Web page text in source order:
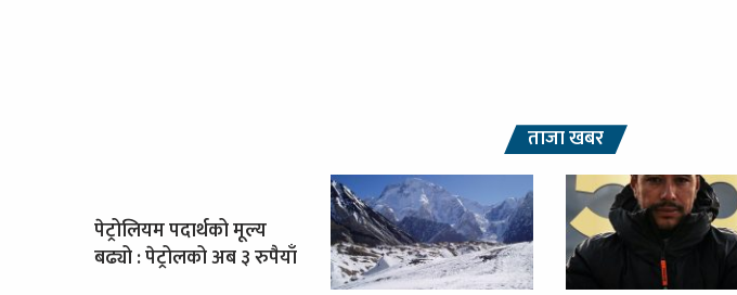
ताजा खबर
पेट्रोलियम पदार्थको मूल्य
बढ्यो : पेट्रोलको अब ३ रुपैयाँ